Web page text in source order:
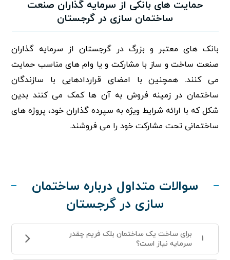
حمایت های بانکی از سرمایه گذاران صنعت
ساختمان سازی در گرجستان
بانک های معتبر و بزرگ در گرجستان از سرمایه گذاران
صنعت ساخت و ساز با مشارکت و یا وام های مناسب حمایت
می کنند. همچنین با امضای قراردادهایی با سازندگان
ساختمان در زمینه فروش به آن ها کمک می کنند بدین
شکل که با ارائه شرایط ویژه به سپرده گذاران خود، پروژه های
ساختمانی تحت مشارکت خود را می فروشند.
سوالات متداول درباره ساختمان
سازی در گرجستان
1
برای ساخت یک ساختمان بلک فریم چقدر
سرمایه نیاز است؟